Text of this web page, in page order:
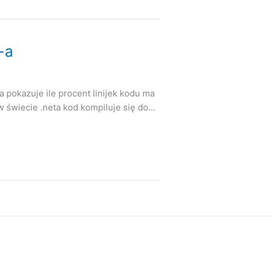
a
pokazuje ile procent linijek kodu ma
świecie .neta kod kompiluje się do…